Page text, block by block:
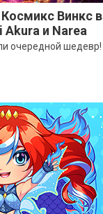
Винкс в
Akura и Narea
очередной шедевр!